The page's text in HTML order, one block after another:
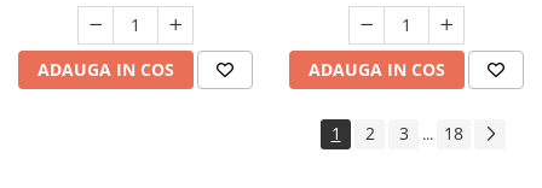
ADAUGA IN COS ADAUGA IN COS
1 2 3 ... 18